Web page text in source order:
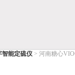
智能定硫仪 > 河南糖心